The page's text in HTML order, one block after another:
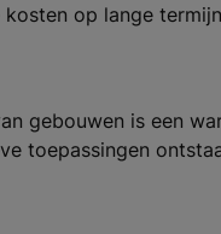
op lange termijn
gebouwen is een
toepassingen